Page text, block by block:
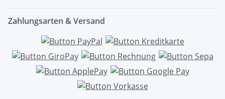
Zahlungsarten & Versand